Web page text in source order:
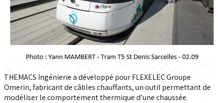
THEMACS Ingénierie a développé pour FLEXELEC Groupe
Omerin, fabricant de câbles chauffants, un outil permettant de
modéliser le comportement thermique d’une chaussée.